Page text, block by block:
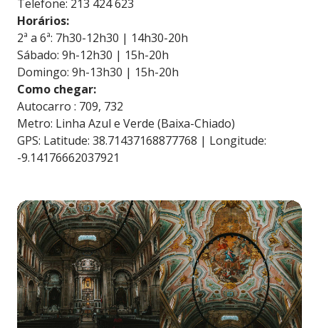
Telefone: 213 424 623
Horários:
2ª a 6ª: 7h30-12h30 | 14h30-20h
Sábado: 9h-12h30 | 15h-20h
Domingo: 9h-13h30 | 15h-20h
Como chegar:
Autocarro : 709, 732
Metro: Linha Azul e Verde (Baixa-Chiado)
GPS: Latitude: 38.71437168877768 | Longitude:
-9.14176662037921